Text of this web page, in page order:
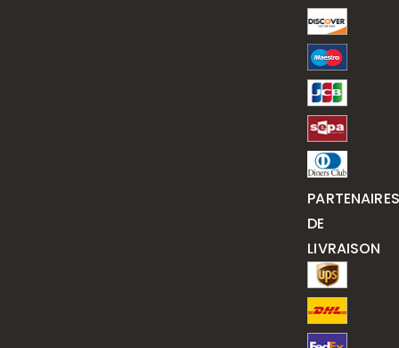
PARTENAIRES
DE
LIVRAISON